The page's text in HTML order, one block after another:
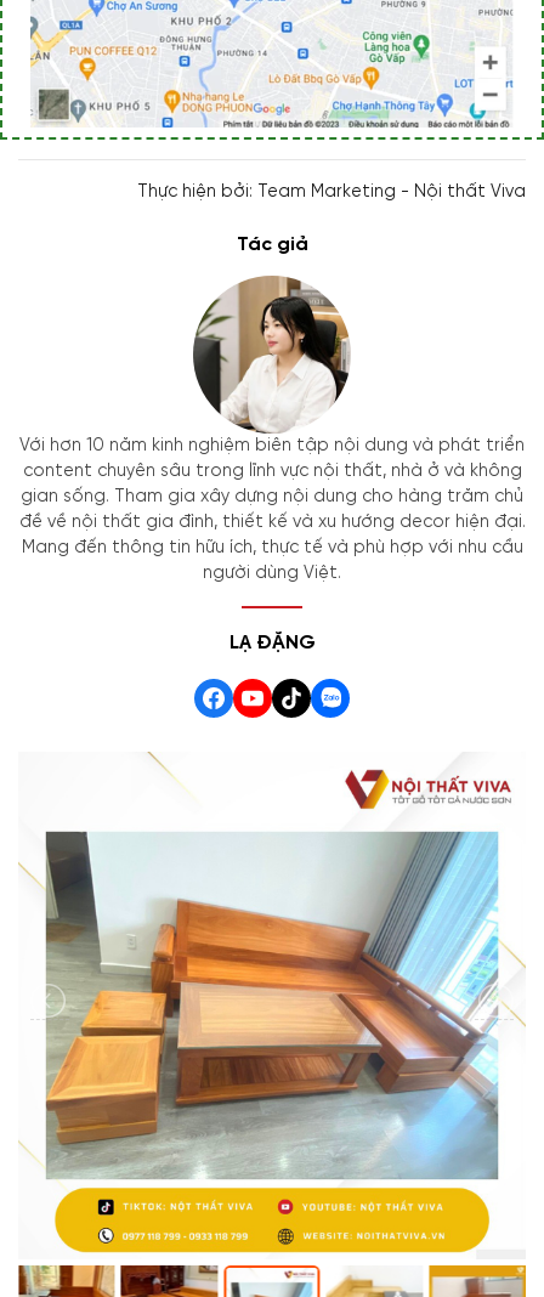
Thực hiện bởi: Team Marketing - Nội thất Viva
Tác giả
Với hơn 10 năm kinh nghiệm biên tập nội dung và phát triển
content chuyên sâu trong lĩnh vực nội thất, nhà ở và không
gian sống. Tham gia xây dựng nội dung cho hàng trăm chủ
đề về nội thất gia đình, thiết kế và xu hướng decor hiện đại.
Mang đến thông tin hữu ích, thực tế và phù hợp với nhu cầu
người dùng Việt.
LẠ ĐẶNG